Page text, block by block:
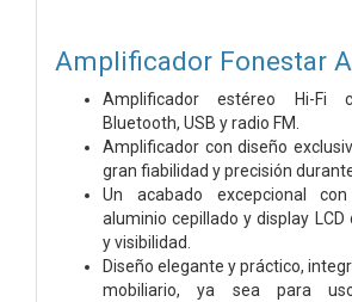
Amplificador Fonestar
Amplificador estéreo Hi-Fi
Bluetooth, USB y radio FM.
Amplificador con diseño
gran fiabilidad y precisión
Un acabado excepcional
aluminio cepillado y display
y visibilidad.
Diseño elegante y práctico,
mobiliario, ya sea para